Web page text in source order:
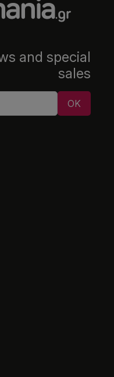
and special
sales